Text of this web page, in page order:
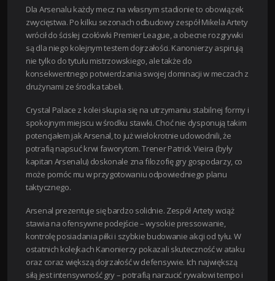
Dla Arsenalu każdy mecz na własnym stadionie to obowiązek
zwycięstwa. Po kilku sezonach odbudowy zespół Mikela Artety
wrócił do ścisłej czołówki Premier League, a obecne rozgrywki
są dla niego kolejnym testem dojrzałości. Kanonierzy aspirują
nie tylko do tytułu mistrzowskiego, ale także do
konsekwentnego potwierdzania swojej dominacji w meczach z
drużynami ze środka tabeli.
Crystal Palace z kolei skupia się na utrzymaniu stabilnej formy i
spokojnym miejscu w środku stawki. Choć nie dysponują takim
potencjałem jak Arsenal, to już wielokrotnie udowodnili, że
potrafią napsuć krwi faworytom. Trener Patrick Vieira (były
kapitan Arsenalu) doskonale zna filozofię gry gospodarzy, co
może pomóc mu w przygotowaniu odpowiedniego planu
taktycznego.
Arsenal prezentuje się bardzo solidnie. Zespół Artety wciąż
stawia na ofensywne podejście – wysokie pressowanie,
kontrolę posiadania piłki i szybkie budowanie akcji od tyłu. W
ostatnich kolejkach Kanonierzy pokazali skuteczność w ataku
oraz coraz większą dojrzałość w defensywie. Ich największą
siłą jest intensywność gry – potrafią narzucić rywalowi tempo i